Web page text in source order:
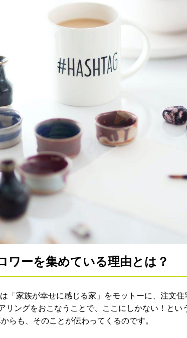
ワーを集めている理由とは？
「家族が幸せに感じる家」をモットーに、注文
リングをおこなうことで、ここにしかない！とい
らも、そのことが伝わってくるのです。